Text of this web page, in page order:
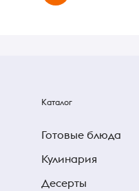
Каталог
Готовые блюда
Кулинария
Десерты